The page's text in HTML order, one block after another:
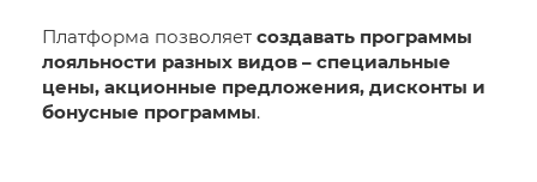
Платформа позволяет создавать программы
лояльности разных видов – специальные
цены, акционные предложения, дисконты и
бонусные программы.